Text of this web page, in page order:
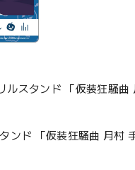
スタンド 「仮装狂騒曲
ンド 「仮装狂騒曲 月村